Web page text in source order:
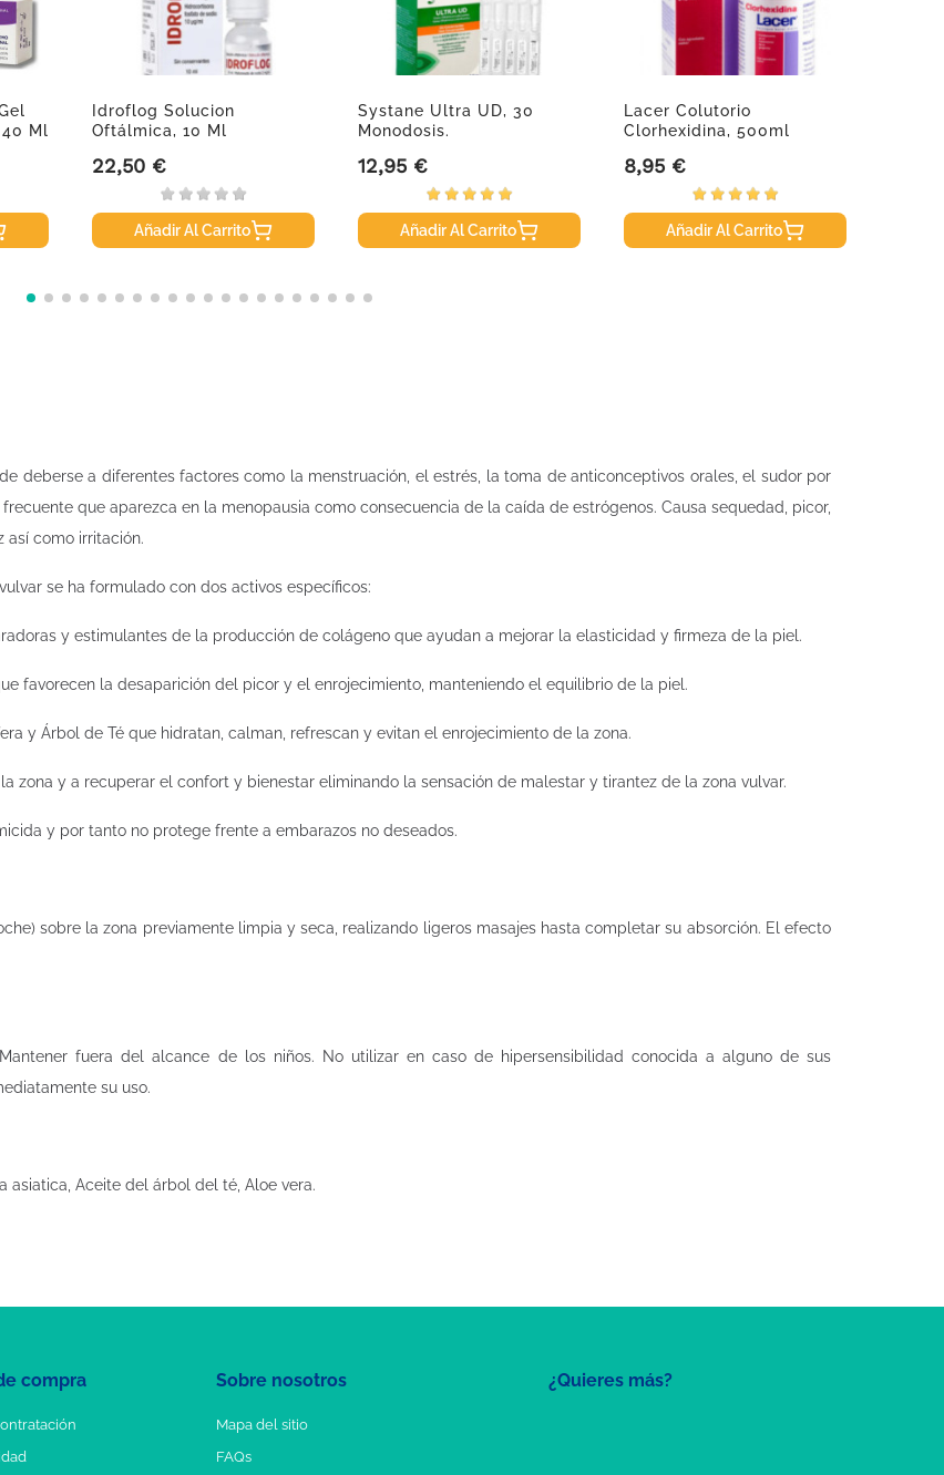
Ml
Idroflog Solucion
Oftálmica, 10 Ml
Precio
22,50 €
Añadir Al Carrito
Systane Ultra UD, 30
Monodosis.
Precio
12,95 €
Añadir Al Carrito
Lacer Colutorio
Clorhexidina, 500ml
Precio
8,95 €
Añadir Al Carrito
deberse a diferentes factores como la menstruación, el estrés, la toma de anticonceptivos orales, el sudor por
que aparezca en la menopausia como consecuencia de la caída de estrógenos. Causa sequedad, picor,
así como irritación.
se ha formulado con dos activos específicos:
y estimulantes de la producción de colágeno que ayudan a mejorar la elasticidad y firmeza de la piel.
favorecen la desaparición del picor y el enrojecimiento, manteniendo el equilibrio de la piel.
y Árbol de Té que hidratan, calman, refrescan y evitan el enrojecimiento de la zona.
zona y a recuperar el confort y bienestar eliminando la sensación de malestar y tirantez de la zona vulvar.
y por tanto no protege frente a embarazos no deseados.
sobre la zona previamente limpia y seca, realizando ligeros masajes hasta completar su absorción. El efecto
fuera del alcance de los niños. No utilizar en caso de hipersensibilidad conocida a alguno de sus
su uso.
asiatica, Aceite del árbol del té, Aloe vera.
¿Quieres más?
compra Sobre nosotros
Mapa del sitio
FAQs